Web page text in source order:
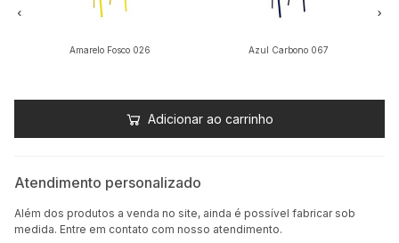
Amarelo Fosco 026 Azul Carbono 067
Adicionar ao carrinho
Atendimento personalizado
Além dos produtos a venda no site, ainda é possível fabricar sob
medida. Entre em contato com nosso atendimento.